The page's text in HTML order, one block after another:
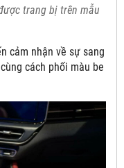
trang bị trên mẫu
cảm nhận về sự sang
cách phối màu be